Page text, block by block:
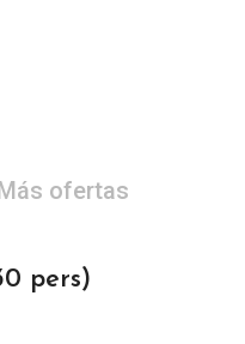
ofertas
pers)